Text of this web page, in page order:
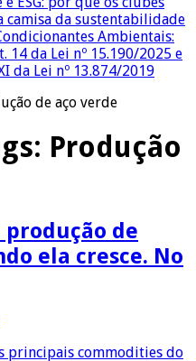
camisa da sustentabilidade
Ambientais:
14 da Lei nº 15.190/2025 e
da Lei nº 13.874/2019
de aço verde
Produção
de
ela cresce. No